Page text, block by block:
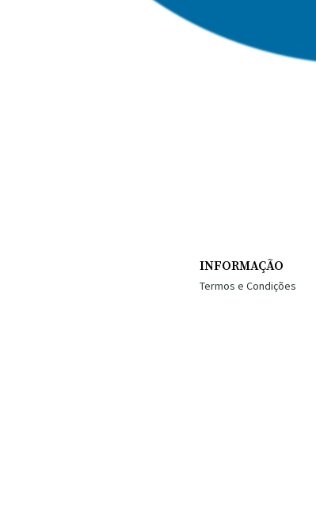
INFORMAÇÃO
Termos e Condições